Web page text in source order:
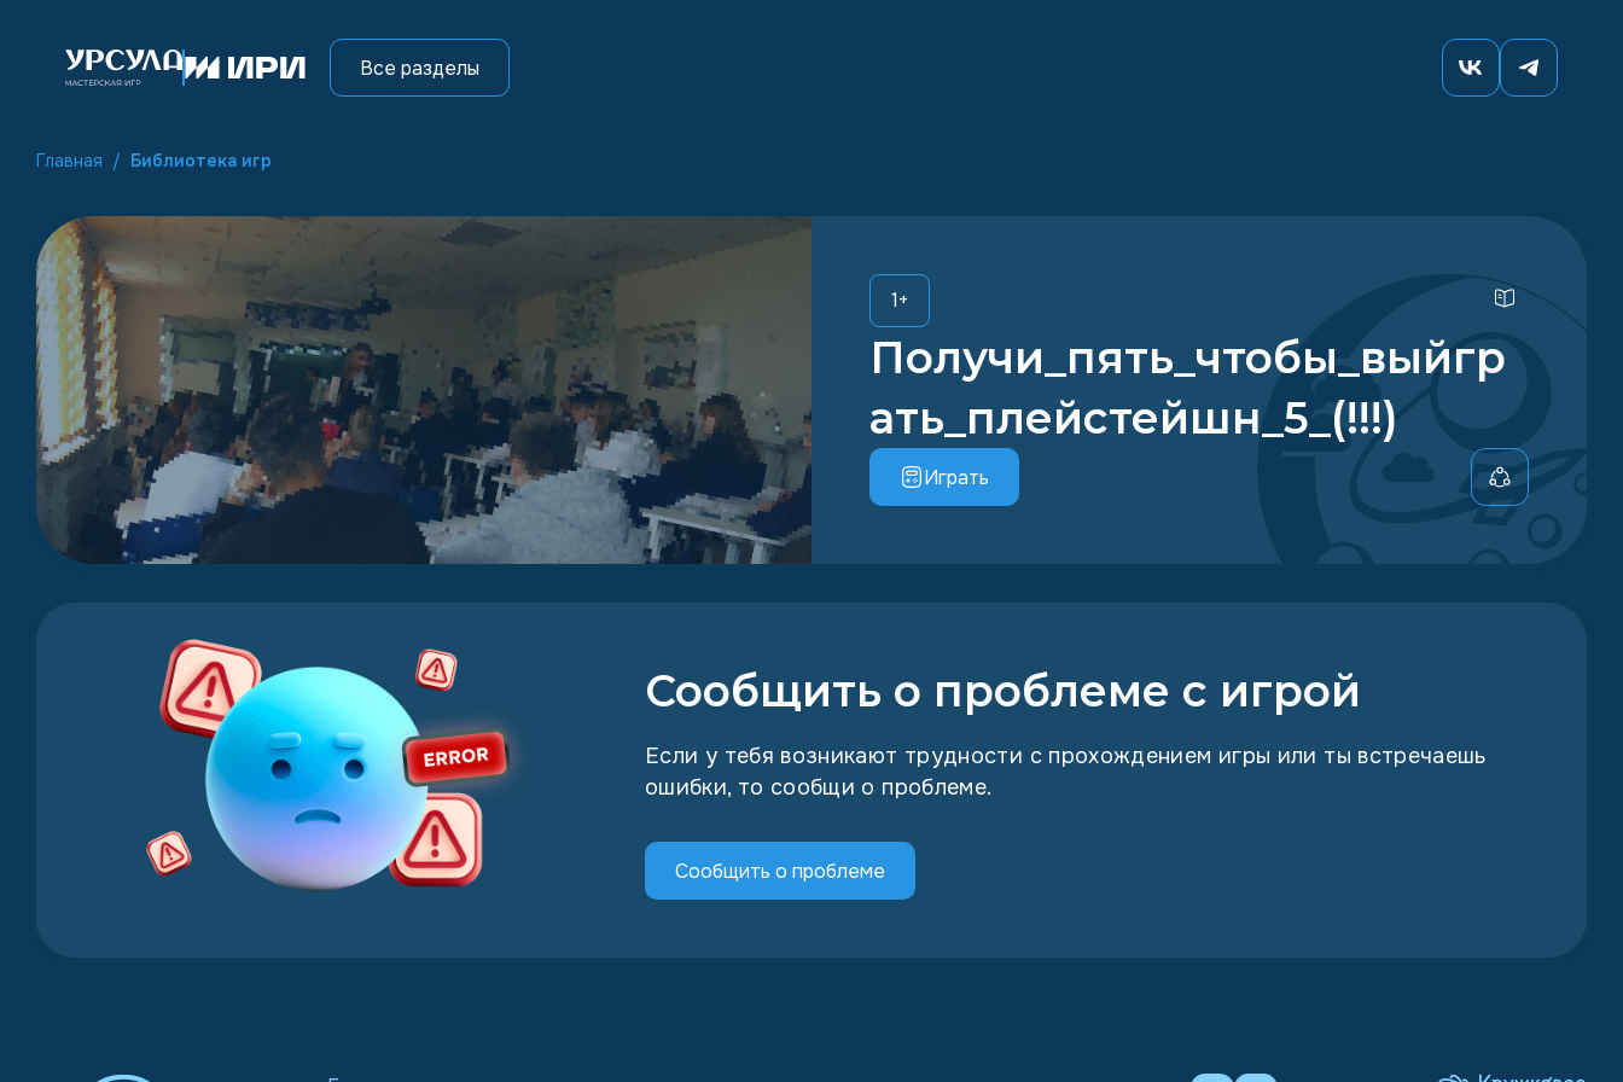
Все разделы
Главная / Библиотека игр
1+
Получи_пять_чтобы_выйгр
ать_плейстейшн_5_(!!!)
Играть
Сообщить о проблеме с игрой
Если у тебя возникают трудности с прохождением игры или ты встречаешь
ошибки, то сообщи о проблеме.
Сообщить о проблеме